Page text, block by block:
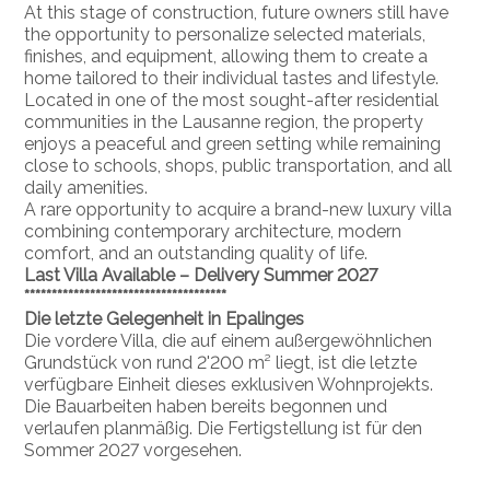
At this stage of construction, future owners still have
the opportunity to personalize selected materials,
finishes, and equipment, allowing them to create a
home tailored to their individual tastes and lifestyle.
Located in one of the most sought-after residential
communities in the Lausanne region, the property
enjoys a peaceful and green setting while remaining
close to schools, shops, public transportation, and all
daily amenities.
A rare opportunity to acquire a brand-new luxury villa
combining contemporary architecture, modern
comfort, and an outstanding quality of life.
Last Villa Available – Delivery Summer 2027
*************************************
Die letzte Gelegenheit in Epalinges
Die vordere Villa, die auf einem außergewöhnlichen
Grundstück von rund 2'200 m² liegt, ist die letzte
verfügbare Einheit dieses exklusiven Wohnprojekts.
Die Bauarbeiten haben bereits begonnen und
verlaufen planmäßig. Die Fertigstellung ist für den
Sommer 2027 vorgesehen.